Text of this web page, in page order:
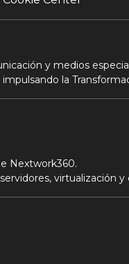
y medios
la
Nextwork360.
virtualización